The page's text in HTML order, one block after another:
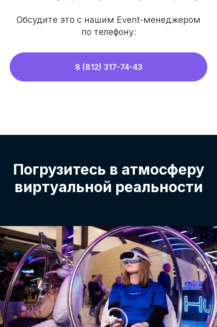
Обсудите это с нашим Event-менеджером
по телефону:
8 (812) 317-74-43
Погрузитесь в атмосферу
виртуальной реальности